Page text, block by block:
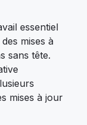
essentiel
mises à
sans tête.
mises à jour